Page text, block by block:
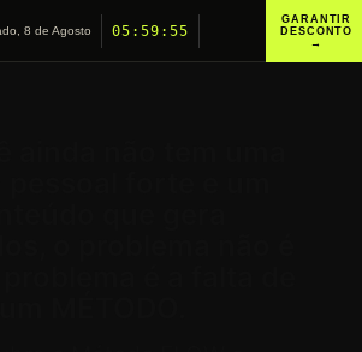
8 de Agosto 05:59:54
GARANTIR
DESCONTO
→